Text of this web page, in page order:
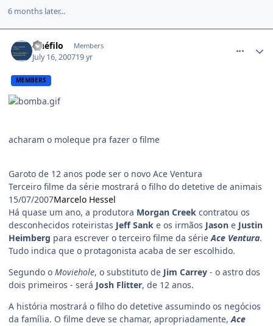
6 months later...
cinéfilo Members
July 16, 200719 yr
MEMBERS
acharam o moleque pra fazer o filme
Garoto de 12 anos pode ser o novo Ace Ventura
Terceiro filme da série mostrará o filho do detetive de animais
15/07/2007Marcelo Hessel
Há quase um ano, a produtora Morgan Creek contratou os
desconhecidos roteiristas Jeff Sank e os irmãos Jason e Justin
Heimberg para escrever o terceiro filme da série Ace Ventura.
Tudo indica que o protagonista acaba de ser escolhido.
Segundo o Moviehole, o substituto de Jim Carrey - o astro dos
dois primeiros - será Josh Flitter, de 12 anos.
A história mostrará o filho do detetive assumindo os negócios
da família. O filme deve se chamar, apropriadamente, Ace